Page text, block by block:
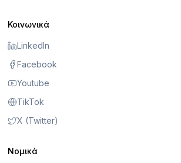
Κοινωνικά
LinkedIn
Facebook
Youtube
TikTok
X (Twitter)
Νομικά